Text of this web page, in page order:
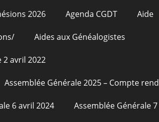
2026 Agenda CGDT Aide
Aides aux Généalogistes
2 avril 2022
Assemblée Générale 2025 – Compte
6 avril 2024 Assemblée Générale